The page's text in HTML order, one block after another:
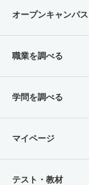
オープンキャンパ
職業を調べる
学問を調べる
マイページ
テスト・教材